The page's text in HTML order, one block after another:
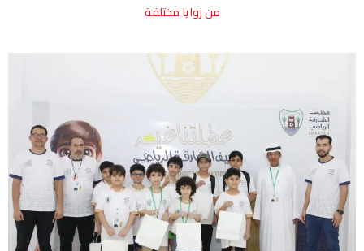
من زوايا مختلفة